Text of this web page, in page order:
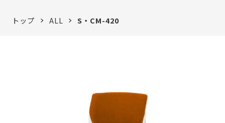
トップ ALL S・CM-420